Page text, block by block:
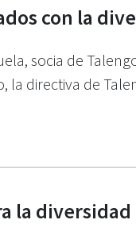
con la
socia de
la directiva de
la